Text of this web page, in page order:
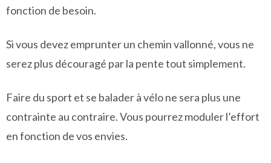
fonction de besoin.
Si vous devez emprunter un chemin vallonné, vous ne
serez plus découragé par la pente tout simplement.
Faire du sport et se balader à vélo ne sera plus une
contrainte au contraire. Vous pourrez moduler l’effort
en fonction de vos envies.